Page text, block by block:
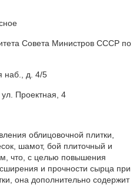
Совета Министров СССР по
наб., д. 4/5
Проектная, 4
облицовочной плитки,
шамот, бой плиточный и
что, с целью повышения
и прочности сырца при
она дополнительно содержит